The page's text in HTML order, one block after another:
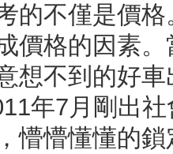
的不僅是價
價格的因素
想不到的好
年7月剛出
懵懵懂懂的